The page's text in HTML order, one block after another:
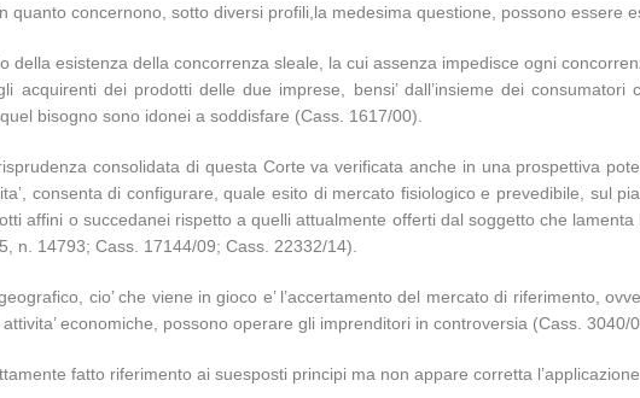
quanto concernono, sotto diversi profili,la medesima questione, possono essere
della esistenza della concorrenza sleale, la cui assenza impedisce ogni
acquirenti dei prodotti delle due imprese, bensi’ dall’insieme dei
bisogno sono idonei a soddisfare (Cass. 1617/00).
consolidata di questa Corte va verificata anche in una prospettiva
consenta di configurare, quale esito di mercato fisiologico e prevedibile, sul
affini o succedanei rispetto a quelli attualmente offerti dal soggetto che
n. 14793; Cass. 17144/09; Cass. 22332/14).
cio’ che viene in gioco e’ l’accertamento del mercato di riferimento,
economiche, possono operare gli imprenditori in controversia (Cass. 3040/
fatto riferimento ai suesposti principi ma non appare corretta